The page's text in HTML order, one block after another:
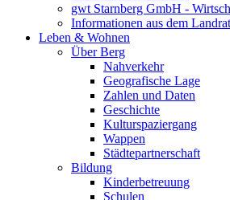
gwt Starnberg GmbH -
Informationen aus dem
Leben & Wohnen
Über Berg
Nahverkehr
Geografische Lage
Zahlen und Daten
Geschichte
Kulturspaziergang
Wappen
Städtepartnerschaft
Bildung
Kinderbetreuung
Schulen